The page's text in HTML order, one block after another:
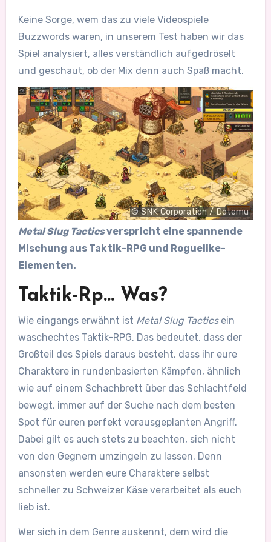
Keine Sorge, wem das zu viele Videospiele
Buzzwords waren, in unserem Test haben wir das
Spiel analysiert, alles verständlich aufgedröselt
und geschaut, ob der Mix denn auch Spaß macht.
© SNK Corporation / Dotemu
Metal Slug Tacticsverspricht eine spannende
Mischung aus Taktik-RPG und Roguelike-
Elementen.
Taktik-Rp… Was?
Wie eingangs erwähnt ist Metal Slug Tacticsein
waschechtes Taktik-RPG. Das bedeutet, dass der
Großteil des Spiels daraus besteht, dass ihr eure
Charaktere in rundenbasierten Kämpfen, ähnlich
wie auf einem Schachbrett über das Schlachtfeld
bewegt, immer auf der Suche nach dem besten
Spot für euren perfekt vorausgeplanten Angriff.
Dabei gilt es auch stets zu beachten, sich nicht
von den Gegnern umzingeln zu lassen. Denn
ansonsten werden eure Charaktere selbst
schneller zu Schweizer Käse verarbeitet als euch
lieb ist.
Wer sich in dem Genre auskennt, dem wird die